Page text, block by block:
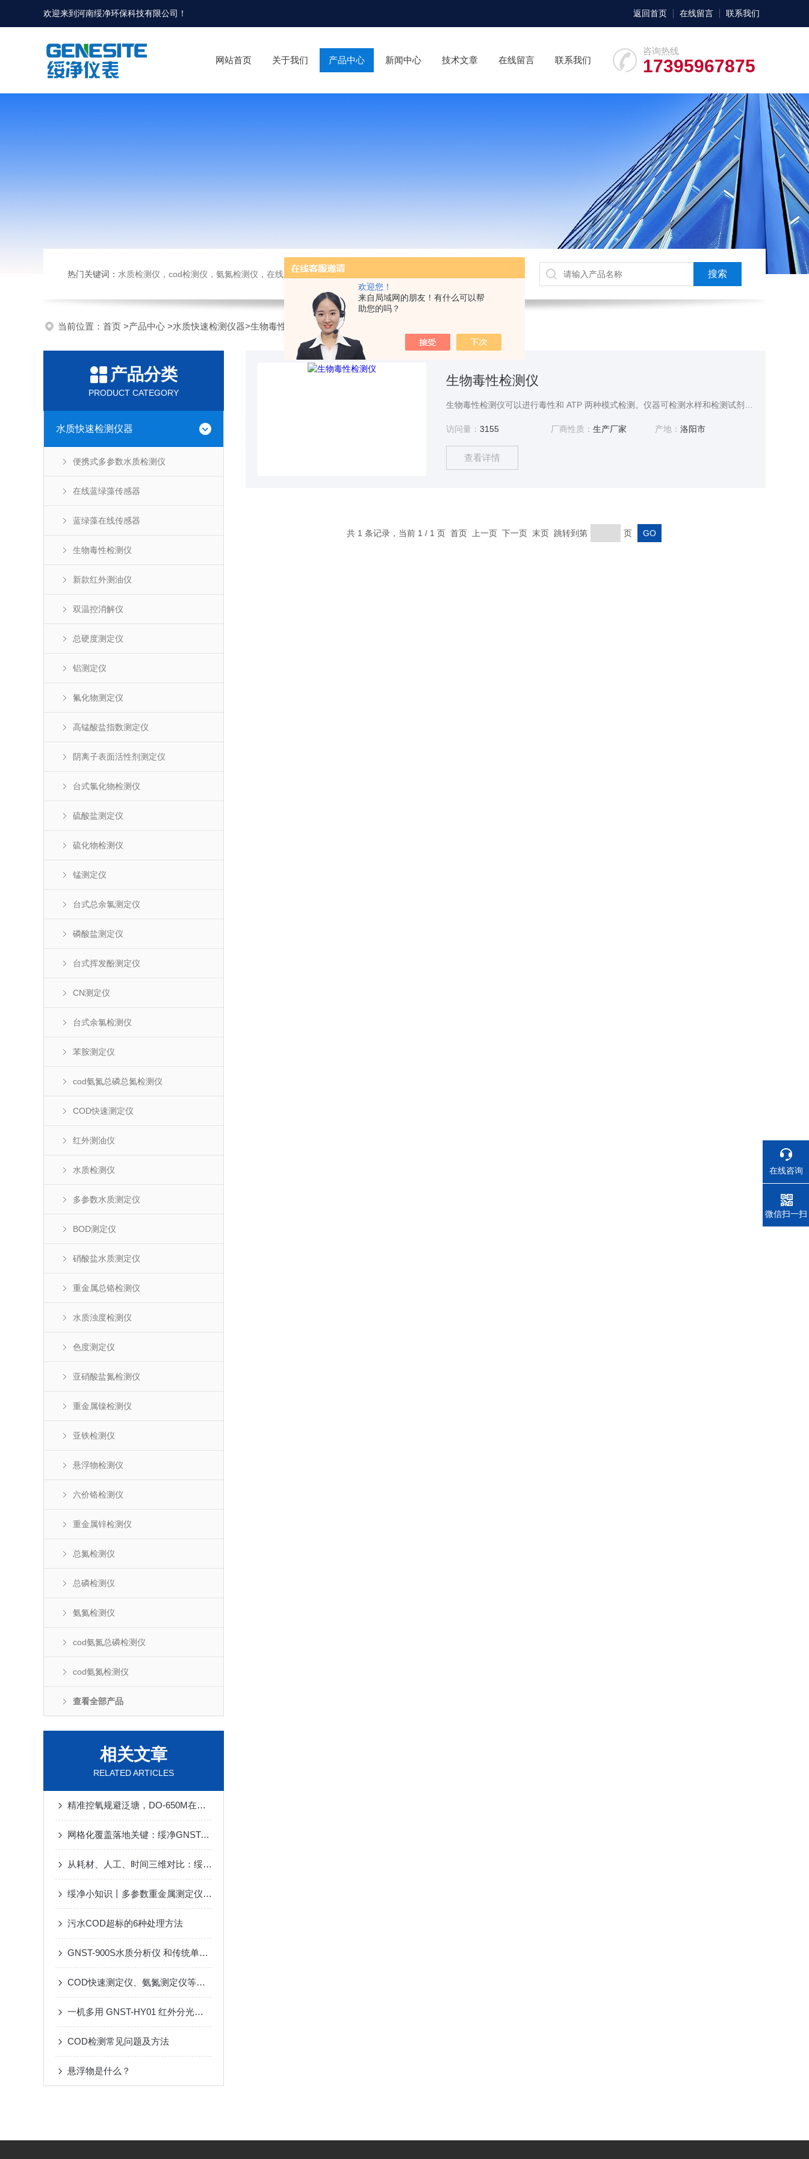
欢迎您！
来自局域网的朋友！有什么可以帮
助您的吗？
欢迎来到河南绥净环保科技有限公司！ 返回首页 在线留言 联系我们
咨询热线
17395967875
网站首页 关于我们 产品中心 新闻中心 技术文章 在线留言 联系我们
热门关键词： 水质检测仪，cod检测仪，氨氮检测仪，在线水质监测仪，水质分析仪，水质检测传感器，氨氮快速测定仪，总磷测定仪，总氮测定仪，多参数水质分析仪，BOD测定仪，余氯分析仪，农药残留检测仪，水质环保仪器
当前位置： 首页 >产品中心 >水质快速检测仪器>生物毒性检测仪
产品分类
PRODUCT CATEGORY
水质快速检测仪器
便携式多参数水质检测仪
在线蓝绿藻传感器
蓝绿藻在线传感器
生物毒性检测仪
新款红外测油仪
双温控消解仪
总硬度测定仪
铝测定仪
氟化物测定仪
高锰酸盐指数测定仪
阴离子表面活性剂测定仪
台式氯化物检测仪
硫酸盐测定仪
硫化物检测仪
锰测定仪
台式总余氯测定仪
磷酸盐测定仪
台式挥发酚测定仪
CN测定仪
台式余氯检测仪
苯胺测定仪
cod氨氮总磷总氮检测仪
COD快速测定仪
红外测油仪
水质检测仪
多参数水质测定仪
BOD测定仪
硝酸盐水质测定仪
重金属总铬检测仪
水质浊度检测仪
色度测定仪
亚硝酸盐氮检测仪
重金属镍检测仪
亚铁检测仪
悬浮物检测仪
六价铬检测仪
重金属锌检测仪
总氮检测仪
总磷检测仪
氨氮检测仪
cod氨氮总磷检测仪
cod氨氮检测仪
查看全部产品
相关文章
RELATED ARTICLES
精准控氧规避泛塘，DO-650M在线溶解氧检测仪工厂化、池塘养殖应用优势
网格化覆盖落地关键：绥净GNST-500JCZ助力县域小微水体监测
从耗材、人工、时间三维对比：绥净快检测试包优于传统实验室试剂方案
绥净小知识丨多参数重金属测定仪在行业应用中是采用了什么
污水COD超标的6种处理方法
GNST-900S水质分析仪 和传统单参数设备：钢铁冶金化验室成本对比分析
COD快速测定仪、氨氮测定仪等水质检测仪的种类及检测原理
一机多用 GNST-HY01 红外分光测油仪 污水厂化工企业专用
COD检测常见问题及方法
悬浮物是什么？
生物毒性检测仪
访问量：3155 厂商性质： 生产厂家 产地：洛阳市
查看详情
共 1 条记录，当前 1 / 1 页 首页 上一页 下一页 末页 跳转到第 页
在线咨询
电话
微信扫一扫